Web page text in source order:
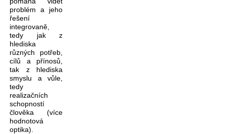
problém a jeho
řešení
integrovaně,
tedy jak z
hlediska
různých potřeb,
cílů a přínosů,
tak z hlediska
smyslu a vůle,
tedy
realizačních
schopností
člověka (více
hodnotová
optika).